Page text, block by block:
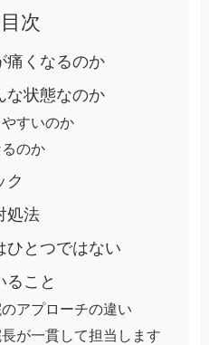
目次
痛くなるのか
な状態なのか
すいのか
のか
ク
処法
ひとつではない
ること
アプローチの違い
が一貫して担当します